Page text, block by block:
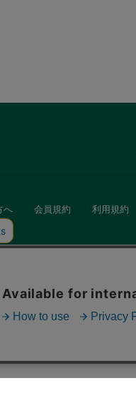
へ 会員規約 利用規約
を使用いたします。ボタンか
意したことになります。クッ
。詳細は